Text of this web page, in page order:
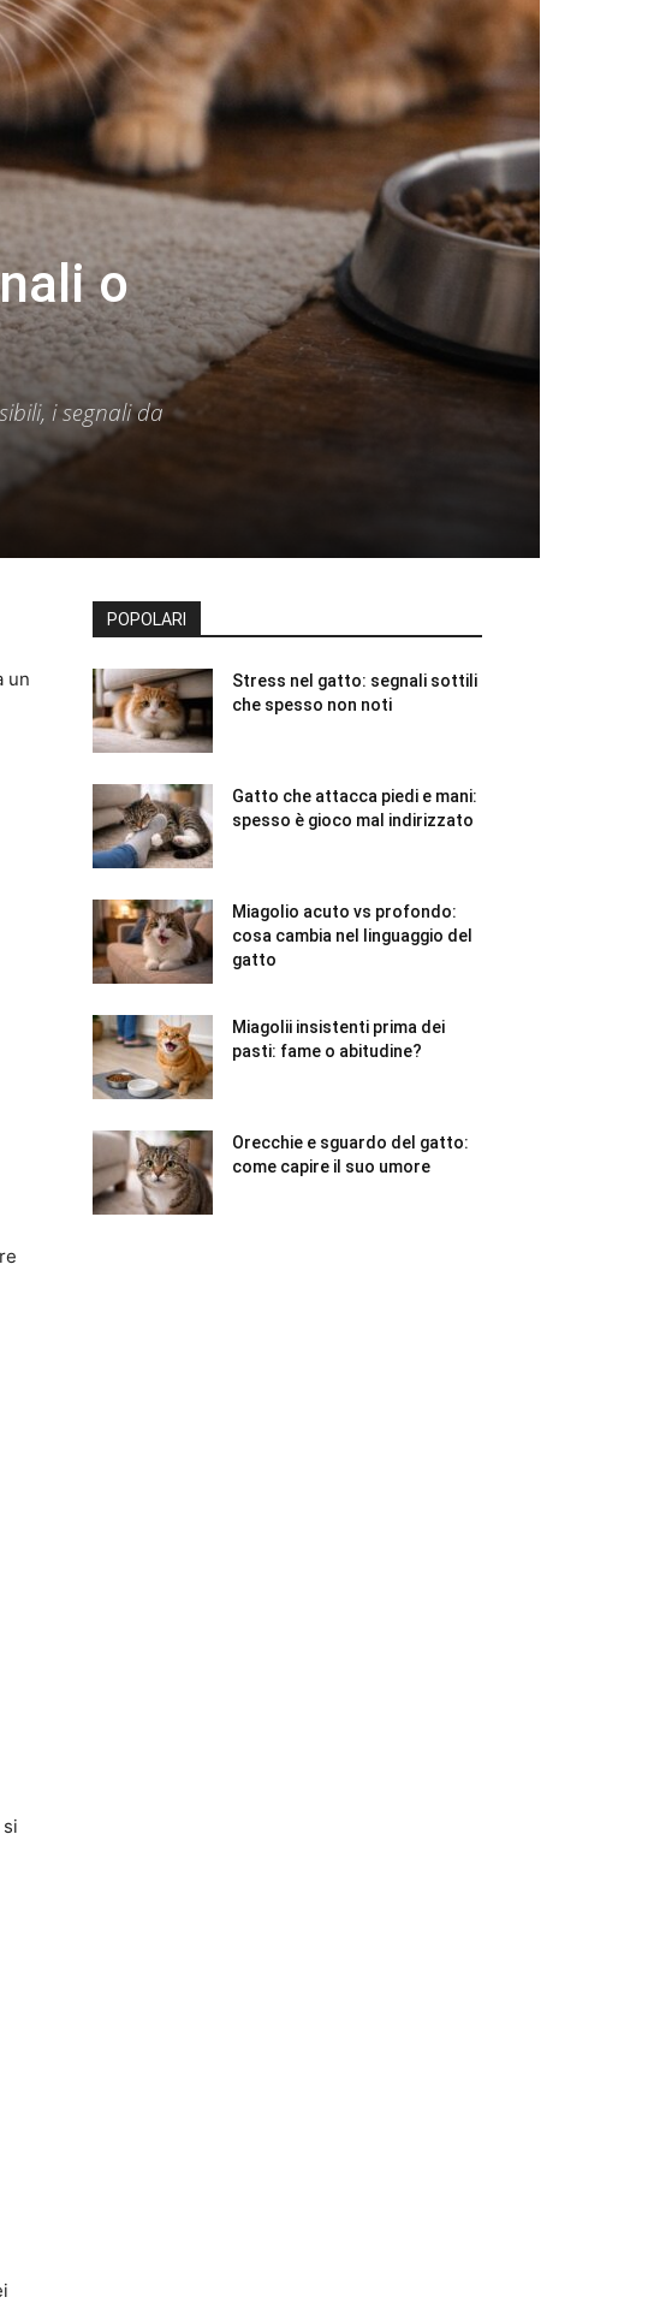
o
i segnali da
un
POPOLARI
Stress nel gatto: segnali sottili
che spesso non noti
Gatto che attacca piedi e mani:
spesso è gioco mal indirizzato
Miagolio acuto vs profondo:
cosa cambia nel linguaggio del
gatto
Miagolii insistenti prima dei
pasti: fame o abitudine?
Orecchie e sguardo del gatto:
come capire il suo umore